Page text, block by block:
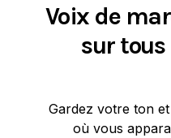
Voix de
sur
Gardez votre ton
où vous